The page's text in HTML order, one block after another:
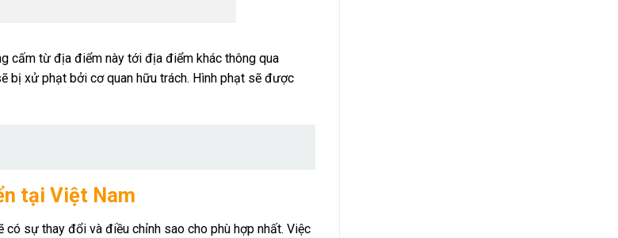
cấm từ địa điểm này tới địa điểm khác thông qua
bị xử phạt bởi cơ quan hữu trách. Hình phạt sẽ được
tại Việt Nam
sự thay đổi và điều chỉnh sao cho phù hợp nhất. Việc